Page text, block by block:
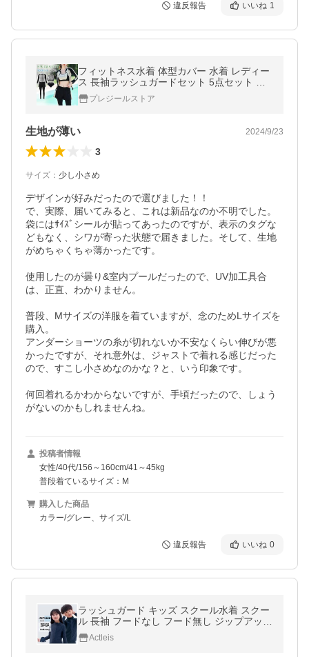
違反報告 いいね 1
フィットネス水着 体型カバー 水着 レディー
ス 長袖ラッシュガードセット 5点セット タ
ンキニ ショートパンツ レギンス ママ水着 2
0代 30代 40代 50代
プレジールストア
生地が薄い 2024/9/23
3
サイズ ： 少し小さめ
デザインが好みだったので選びました！！
で、実際、届いてみると、これは新品なのか不明でした。
袋にはｻｲｽﾞシールが貼ってあったのですが、表示のタグな
どもなく、シワが寄った状態で届きました。そして、生地
がめちゃくちゃ薄かったです。
使用したのが曇り&室内プールだったので、UV加工具合
は、正直、わかりません。
普段、Mサイズの洋服を着ていますが、念のためLサイズを
購入。
アンダーショーツの糸が切れないか不安なくらい伸びが悪
かったですが、それ意外は、ジャストで着れる感じだった
ので、すこし小さめなのかな？と、いう印象です。
何回着れるかわからないですが、手頃だったので、しょう
投稿者情報
女性/40代/156～160cm/41～45kg
普段着ているサイズ：M
購入した商品
カラー/グレー、サイズ/L
違反報告 いいね 0
ラッシュガード キッズ スクール水着 スクー
ル 長袖 フードなし フード無し ジップアップ
無地 男女兼用 男の子 女の子 男子 女子 男児
女児 ジュニア 子ども
Actleis